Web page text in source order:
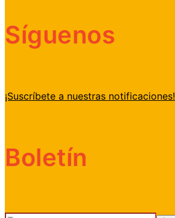
Síguenos
¡Suscríbete a nuestras notificaciones!
Boletín